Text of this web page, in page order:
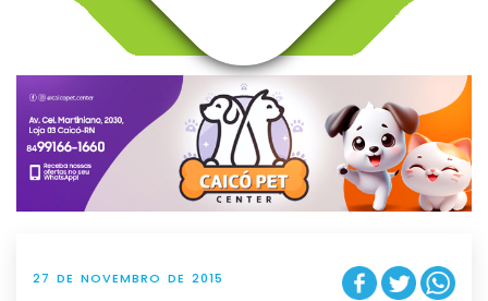
v
g
t
i
o
n
27 DE NOVEMBRO DE 2015